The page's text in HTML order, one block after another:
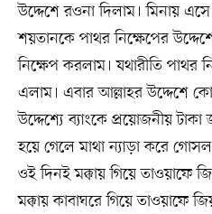
উদ্দেশে রওনা দিলাম। মিনায়
শয়তানকে পাথর নিক্ষেপের
নিক্ষেপ করলাম। যথারীতি পাথর
এলাম। এবার আল্লাহর উদ্দেশে
উদ্দেশ্যে ব্যাংকে প্রয়োজনীয়
হয়ে গেলে মাথা ন্যাড়া করে
ওই দিনই মক্কায় গিয়ে তাওয়াফে
মক্কায় কাবাঘরে গিয়ে তাওয়াফে